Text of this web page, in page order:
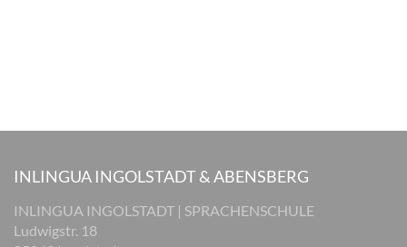
INLINGUA INGOLSTADT & ABENSBERG
INLINGUA INGOLSTADT | SPRACHENSCHULE
Ludwigstr. 18